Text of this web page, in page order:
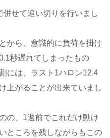
せて追い切りを行いまし
から、意識的に負荷を掛け
秒遅れてしまったもの
には、ラスト1ハロン12.4
上がることが出来ていまし
の、1週前でこれだけ動け
ところを残しながらもこの